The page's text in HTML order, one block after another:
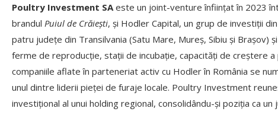
Poultry Investment SA este un joint-venture înființat în 2023
brandul Puiul de Crăiești, și Hodler Capital, un grup de investiții
patru județe din Transilvania (Satu Mare, Mureș, Sibiu și
ferme de reproducție, stații de incubație, capacități de creștere
companiile aflate în parteneriat activ cu Hodler în România se
unul dintre liderii pieței de furaje locale. Poultry Investment
investițional al unui holding regional, consolidându-și poziția ca